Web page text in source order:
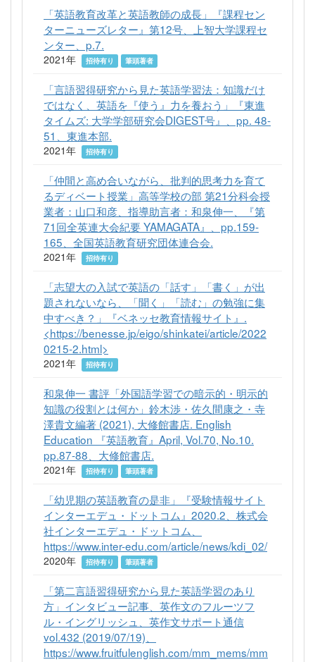
「英語教育改革と英語教師の成長」『課程セン
ターニューズレター』第12号、上智大学課程セ
ンター、p.7.
2021年 招待有り 筆頭著者
「言語習得研究から見た英語学習法：知識だけ
ではなく、英語を『使う』力を養おう」『東進
タイムズ: 大学学部研究会DIGEST号』、pp. 48-
51、東進本部.
2021年 招待有り
「仲間と高め合いながら、批判的思考力を育て
るディベート授業」高等学校の部 第21分科会授
業者：山口和彦、指導助言者：和泉伸一、『第
71回全英連大会紀要 YAMAGATA』、pp.159-
165、全国英語教育研究団体連合会.
2021年 招待有り
「志望大の入試で英語の「話す」「書く」が出
題されないなら、「聞く」「読む」の勉強に集
中すべき？」『ベネッセ教育情報サイト』.
<https://benesse.jp/eigo/shinkatei/article/2022
0215-2.html>
2021年 招待有り
和泉伸一 書評「外国語学習での暗示的・明示的
知識の役割とは何か」鈴木渉・佐久間康之・寺
澤貴文編著 (2021), 大修館書店. English
Education 『英語教育』April, Vol.70, No.10.
pp.87-88、大修館書店.
2021年 招待有り 筆頭著者
「幼児期の英語教育の是非」『受験情報サイト
インターエデュ・ドットコム』2020.2、株式会
社インターエデュ・ドットコム、
https://www.inter-edu.com/article/news/kdi_02/
2020年 招待有り 筆頭著者
「第二言語習得研究から見た英語学習のあり
方」インタビュー記事、英作文のフルーツフ
ル・イングリッシュ、英作文サポート通信
vol.432 (2019/07/19)、
https://www.fruitfulenglish.com/mm_mems/mm